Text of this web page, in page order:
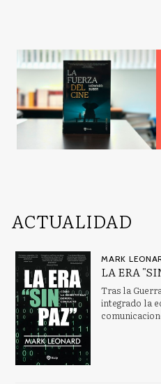
ACTUALIDAD
MARK
LA ERA
Tras la
integrado la